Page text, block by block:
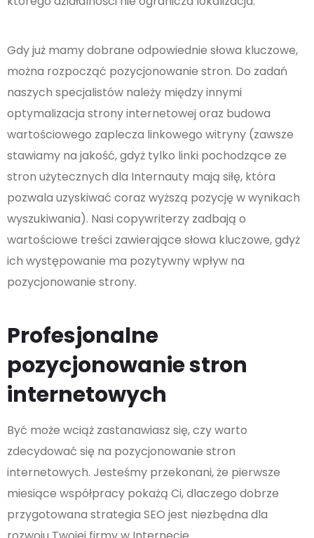
Gdy już mamy dobrane odpowiednie słowa kluczowe,
można rozpocząć pozycjonowanie stron. Do zadań
naszych specjalistów należy między innymi
optymalizacja strony internetowej oraz budowa
wartościowego zaplecza linkowego witryny (zawsze
stawiamy na jakość, gdyż tylko linki pochodzące ze
stron użytecznych dla Internauty mają siłę, która
pozwala uzyskiwać coraz wyższą pozycję w wynikach
wyszukiwania). Nasi copywriterzy zadbają o
wartościowe treści zawierające słowa kluczowe, gdyż
ich występowanie ma pozytywny wpływ na
pozycjonowanie strony.
Profesjonalne
pozycjonowanie stron
internetowych
Być może wciąż zastanawiasz się, czy warto
zdecydować się na pozycjonowanie stron
internetowych. Jesteśmy przekonani, że pierwsze
miesiące współpracy pokażą Ci, dlaczego dobrze
przygotowana strategia SEO jest niezbędna dla